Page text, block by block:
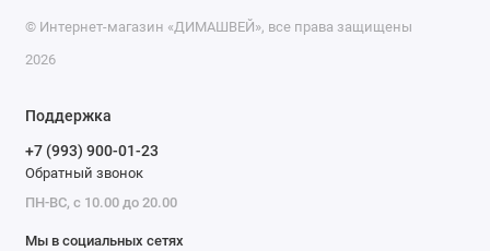
© Интернет-магазин «ДИМАШВЕЙ», все права защищены
2026
Поддержка
+7 (993) 900-01-23
Обратный звонок
ПН-ВС, с 10.00 до 20.00
Мы в социальных сетях